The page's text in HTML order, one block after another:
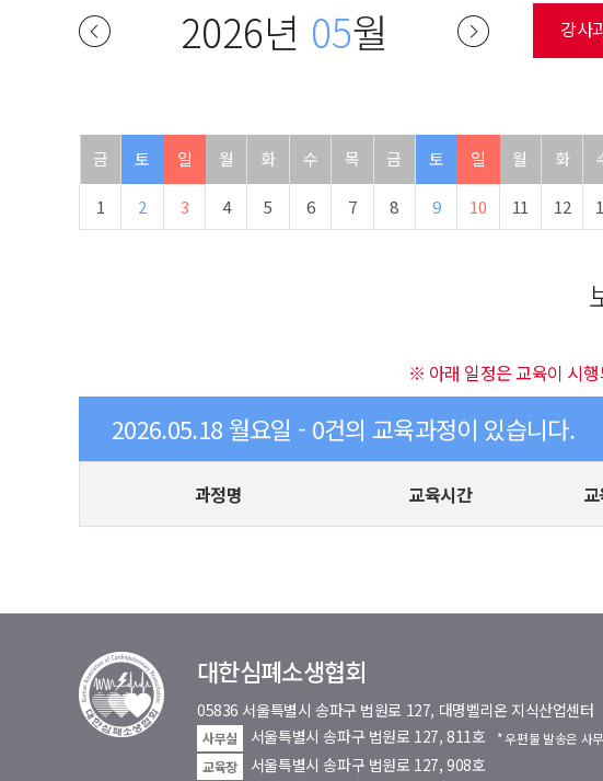
2026년 05월 강사
금 토 일 월 화 수 목 금 토 일 월 화
1 2 3 4 5 6 7 8 9 10 11 12
※ 아래 일정은 교육이 시
2026.05.18 월요일 - 0건의 교육과정이 있습니다.
과정명 교육시간
대한심폐소생협회
05836 서울특별시 송파구 법원로 127, 대명벨리온 지식산업센터
사무실 서울특별시 송파구 법원로 127, 811호
* 우편물 발송은 사
교육장
서울특별시 송파구 법원로 127, 908호